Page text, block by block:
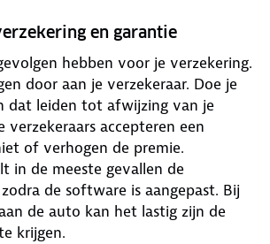
en garantie
hebben voor je verzekering.
door aan je verzekeraar. Doe je
dat leiden tot afwijzing van je
verzekeraars accepteren een
of verhogen de premie.
in de meeste gevallen de
de software is aangepast. Bij
de auto kan het lastig zijn de
krijgen.